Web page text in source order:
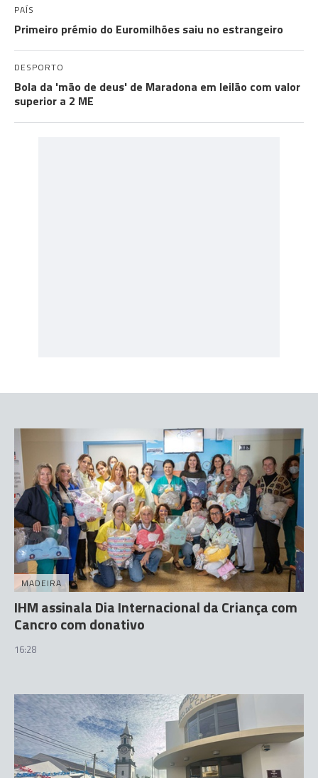
PAÍS
Primeiro prémio do Euromilhões saiu no estrangeiro
DESPORTO
Bola da 'mão de deus' de Maradona em leilão com valor
superior a 2 ME
MADEIRA
IHM assinala Dia Internacional da Criança com
Cancro com donativo
16:28